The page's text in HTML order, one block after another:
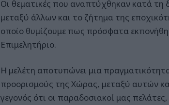
Οι θεματικές που αναπτύχθηκαν κατά τη
μεταξύ άλλων και το ζήτημα της
οποίο θυμίζουμε πως πρόσφατα
Επιμελητήριο.
Η μελέτη αποτυπώνει μια
προορισμούς της Χώρας, μεταξύ αυτών
γεγονός ότι οι παραδοσιακοί μας